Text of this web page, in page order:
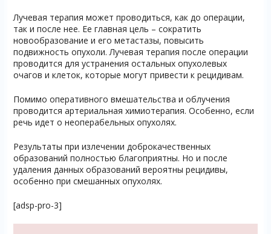
Лучевая терапия может проводиться, как до операции,
так и после нее. Ее главная цель – сократить
новообразование и его метастазы, повысить
подвижность опухоли. Лучевая терапия после операции
проводится для устранения остальных опухолевых
очагов и клеток, которые могут привести к рецидивам.
Помимо оперативного вмешательства и облучения
проводится артериальная химиотерапия. Особенно, если
речь идет о неоперабельных опухолях.
Результаты при излечении доброкачественных
образований полностью благоприятны. Но и после
удаления данных образований вероятны рецидивы,
особенно при смешанных опухолях.
[adsp-pro-3]